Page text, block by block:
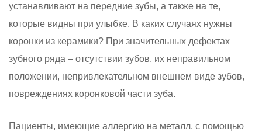
устанавливают на передние зубы, а также на те,
которые видны при улыбке. В каких случаях нужны
коронки из керамики? При значительных дефектах
зубного ряда – отсутствии зубов, их неправильном
положении, непривлекательном внешнем виде зубов,
повреждениях коронковой части зуба.
Пациенты, имеющие аллергию на металл, с помощью